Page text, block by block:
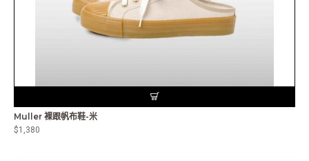
Muller 裸跟帆布鞋-米
$1,380